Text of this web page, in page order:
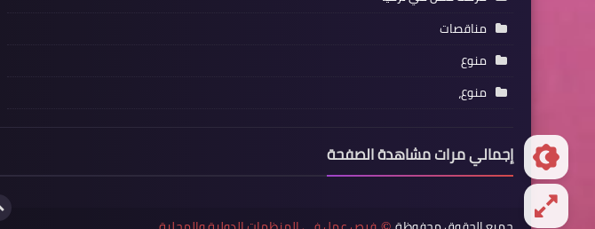
مناقصات
منوع
منوع،
إجمالي مرات مشاهدة الصفحة
©